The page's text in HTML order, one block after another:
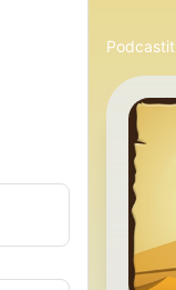
Podcastit